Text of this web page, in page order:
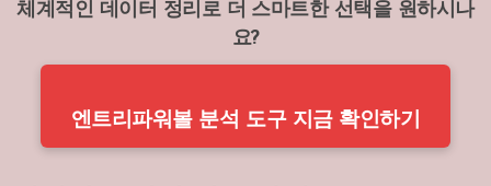
체계적인 데이터 정리로 더 스마트한 선택을 원하시나
요?
엔트리파워볼 분석 도구 지금 확인하기